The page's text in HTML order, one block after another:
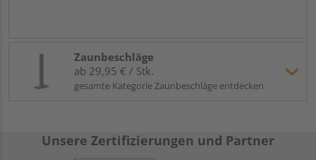
Zaunbeschläge
ab 29,95 € / Stk.
gesamte Kategorie Zaunbeschläge entdecken
Unsere Zertifizierungen und Partner